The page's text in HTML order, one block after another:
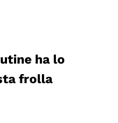
ha lo
frolla